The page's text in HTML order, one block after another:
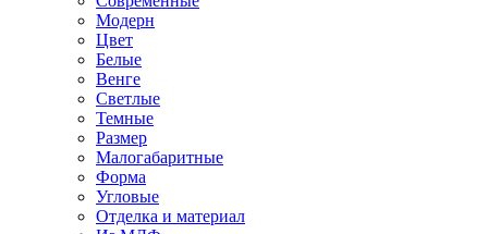
Модерн
Цвет
Белые
Венге
Светлые
Темные
Размер
Малогабаритные
Форма
Угловые
Отделка и материал